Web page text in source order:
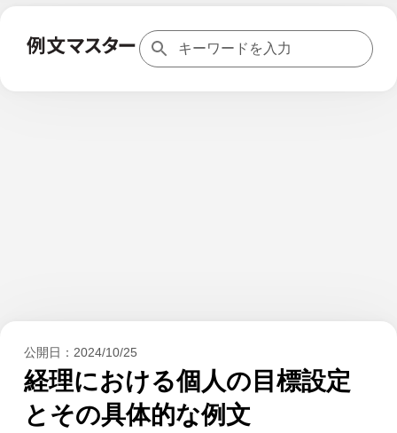
公開日： 2024/10/25
経理における個人の目標設定
とその具体的な例文